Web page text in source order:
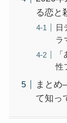
る恋と
日
ラ
性
まと
て知っ